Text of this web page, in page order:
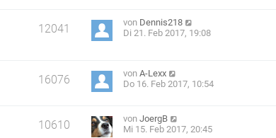
12041
von Dennis218
Di 21. Feb 2017, 19:08
16076
vonA-Lexx
Do 16. Feb 2017, 10:54
10610
vonJoergB
Mi 15. Feb 2017, 20:45